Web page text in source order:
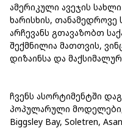
ამერიკული ავეჯის
ხარისხის,
არჩევანს გთავაზობთ
შექმნილია მათთვის,
დიზაინსა და
ჩვენს ასორტიმენტში
პოპულარული მოდელები,
Biggsley Bay, Soletren,